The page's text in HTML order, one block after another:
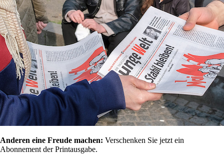
Anderen eine Freude machen: Verschenken Sie jetzt ein
Abonnement der Printausgabe.